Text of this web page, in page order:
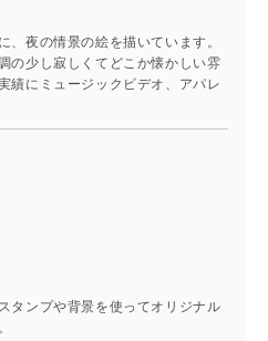
、夜の情景の絵を描いています。
の少し寂しくてどこか懐かしい雰
績にミュージックビデオ、アパレ
タンプや背景を使ってオリジナル